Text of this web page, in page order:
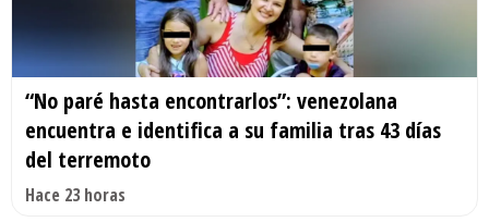
“No paré hasta encontrarlos”: venezolana
encuentra e identifica a su familia tras 43 días
del terremoto
Hace 23 horas